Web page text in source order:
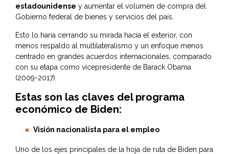
estadounidense y aumentar el volumen de compra del
Gobierno federal de bienes y servicios del país.
Esto lo haría cerrando su mirada hacia el exterior, con
menos respaldo al multilateralismo y un enfoque menos
centrado en grandes acuerdos internacionales, comparado
con su etapa como vicepresidente de Barack Obama
(2009-2017).
Estas son las claves del programa
económico de Biden:
Visión nacionalista para el empleo
Uno de los ejes principales de la hoja de ruta de Biden para